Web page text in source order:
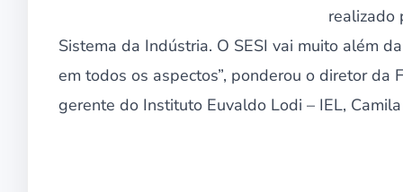
realizado
Sistema da Indústria. O SESI vai muito além
em todos os aspectos”, ponderou o diretor da
gerente do Instituto Euvaldo Lodi – IEL,